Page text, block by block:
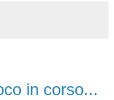
in corso...